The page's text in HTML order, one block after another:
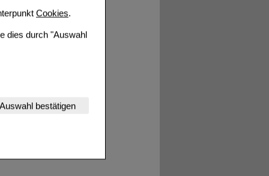
Cookies.
dies durch "Auswahl
Website
werden kann.
(z.B.
Auswahl bestätigen